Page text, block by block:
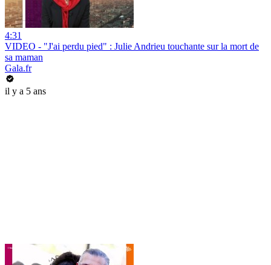
4:31
VIDEO - "J'ai perdu pied" : Julie Andrieu touchante sur la mort de
sa maman
Gala.fr
il y a 5 ans